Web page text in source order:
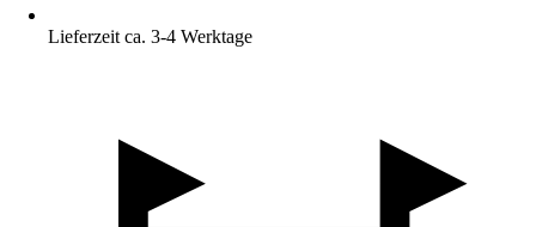
Lieferzeit ca. 3-4 Werktage